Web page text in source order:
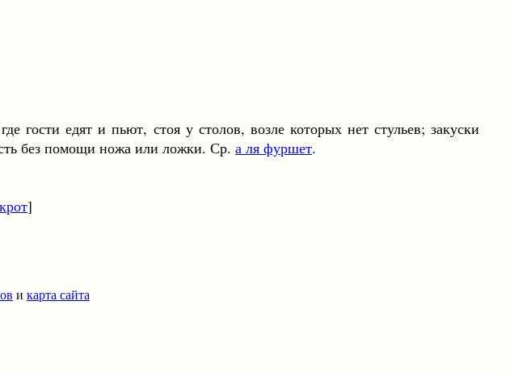
гости едят и пьют, стоя у столов, возле которых нет стульев; закуски
без помощи ножа или ложки. Ср. а ля фуршет.
]
и карта сайта